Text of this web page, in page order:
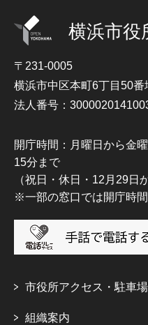
横浜市役
〒231-0005
横浜市中区本町6丁目50番
法人番号：
開庁時間：月曜日から金
15分まで
（祝日・休日・12月29日
※一部の窓口では開庁時
市役所アクセス・駐車場
組織案内